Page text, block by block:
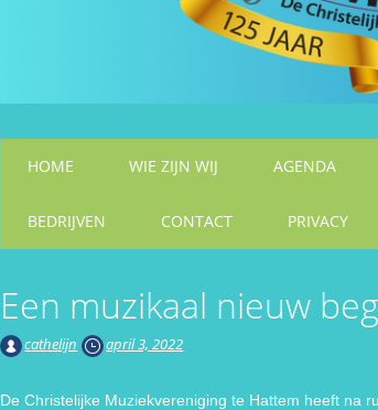
Hoofdmenu
naar
HOME WIE ZIJN WIJ AGENDA
BEDRIJVEN CONTACT PRIVACY
Een muzikaal nieuw
cathelijn april 3, 2022
De Christelijke Muziekvereniging te Hattem heeft na